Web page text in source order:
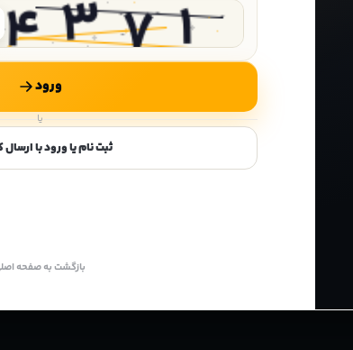
ورود
یا
ثبت نام یا ورود با ارسال
بازگشت به صفحه